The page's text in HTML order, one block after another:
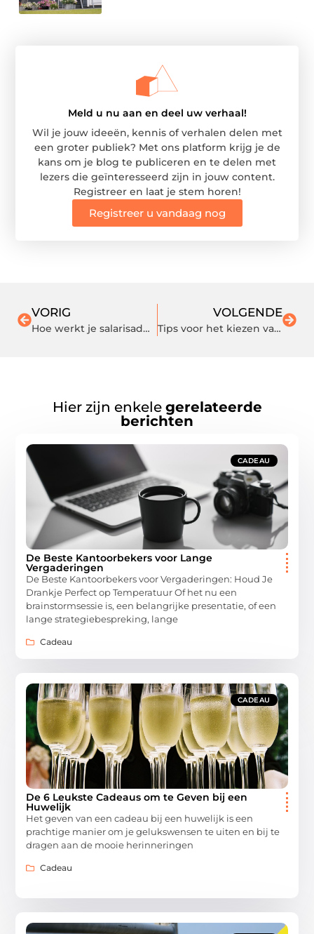
Meld u nu aan en deel uw verhaal!
Wil je jouw ideeën, kennis of verhalen delen met
een groter publiek? Met ons platform krijg je de
kans om je blog te publiceren en te delen met
lezers die geïnteresseerd zijn in jouw content.
Registreer en laat je stem horen!
Registreer u vandaag nog
VORIG
Hoe werkt je salarisadministratie uitbesteden?
VOLGENDE
Tips voor het kiezen van kerstservies
Hier zijn enkele gerelateerde
berichten
CADEAU
De Beste Kantoorbekers voor Lange
Vergaderingen
De Beste Kantoorbekers voor Vergaderingen: Houd Je
Drankje Perfect op Temperatuur Of het nu een
brainstormsessie is, een belangrijke presentatie, of een
lange strategiebespreking, lange
Cadeau
CADEAU
De 6 Leukste Cadeaus om te Geven bij een
Huwelijk
Het geven van een cadeau bij een huwelijk is een
prachtige manier om je gelukswensen te uiten en bij te
dragen aan de mooie herinneringen
Cadeau